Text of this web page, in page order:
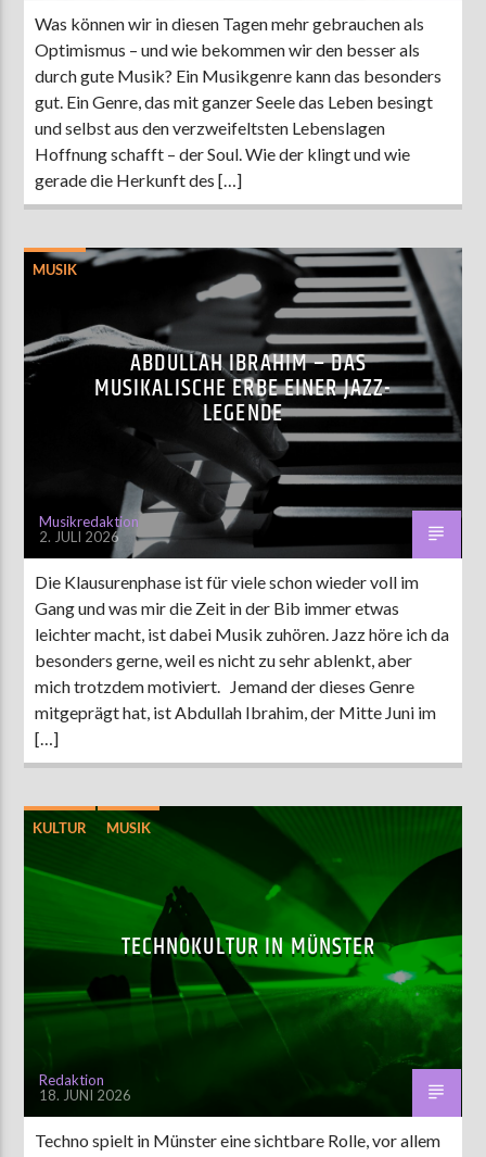
Was können wir in diesen Tagen mehr gebrauchen als
Optimismus – und wie bekommen wir den besser als
durch gute Musik? Ein Musikgenre kann das besonders
gut. Ein Genre, das mit ganzer Seele das Leben besingt
und selbst aus den verzweifeltsten Lebenslagen
Hoffnung schafft – der Soul. Wie der klingt und wie
gerade die Herkunft des […]
MUSIK
ABDULLAH IBRAHIM – DAS
MUSIKALISCHE ERBE EINER JAZZ-
LEGENDE
Musikredaktion
2. JULI 2026
Die Klausurenphase ist für viele schon wieder voll im
Gang und was mir die Zeit in der Bib immer etwas
leichter macht, ist dabei Musik zuhören. Jazz höre ich da
besonders gerne, weil es nicht zu sehr ablenkt, aber
mich trotzdem motiviert. Jemand der dieses Genre
mitgeprägt hat, ist Abdullah Ibrahim, der Mitte Juni im
[…]
KULTUR MUSIK
TECHNOKULTUR IN MÜNSTER
Redaktion
18. JUNI 2026
Techno spielt in Münster eine sichtbare Rolle, vor allem